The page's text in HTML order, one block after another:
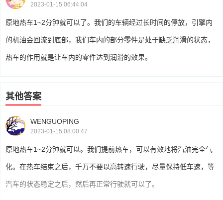
2023-01-15 06:44:04
原地热车1~2分钟就可以了。我们的车辆经过长时间的停放，引擎内
的机油会回流到底部，我们车内的部分零件是处于缺乏润滑的状态，
热车的作用就是让车内的零件达到润滑的效果。
其他答案
WENGUOPING
2023-01-15 08:00:47
原地热车1~2分钟就可以。我们提前热车，可以有效地将汽油完全气
化。在热车结束之后，千万不要以高转速行驶，尽量保持低车速，等
汽车的状态稳定之后，然后再正常行驶就可以了。